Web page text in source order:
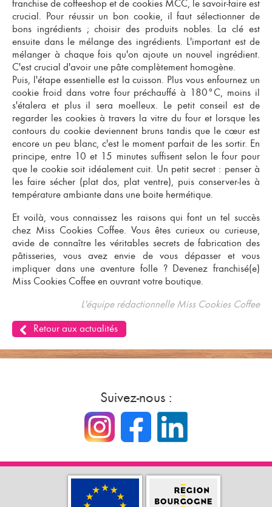
franchise de coffeeshop et de cookies MCC, le savoir-faire est
crucial. Pour réussir un bon cookie, il faut sélectionner de
bons ingrédients ; choisir des produits nobles. La clé est
ensuite dans le mélange des ingrédients. L'important est de
mélanger à chaque fois qu'on ajoute un nouvel ingrédient.
C'est crucial d'avoir une pâte complètement homogène.
Puis, l'étape essentielle est la cuisson. Plus vous enfournez un
cookie froid dans votre four préchauffé à 180°C, moins il
s'étalera et plus il sera moelleux. Le petit conseil est de
regarder les cookies à travers la vitre du four et lorsque les
contours du cookie deviennent bruns tandis que le cœur est
encore un peu blanc, c'est le moment parfait de les sortir. En
principe, entre 10 et 15 minutes suffisent selon le four pour
que le cookie soit idéalement cuit. Un petit secret : penser à
les faire sécher (plat dos, plat ventre), puis conserver-les à
température ambiante dans une boite hermétique.
Et voilà, vous connaissez les raisons qui font un tel succès
chez Miss Cookies Coffee. Vous êtes curieux ou curieuse,
avide de connaître les véritables secrets de fabrication des
pâtisseries, vous avez envie de vous dépasser et vous
impliquer dans une aventure folle ? Devenez franchisé(e)
Miss Cookies Coffee en ouvrant votre boutique.
L'équipe rédactionnelle Miss Cookies Coffee
Retour aux actualités
Suivez-nous :